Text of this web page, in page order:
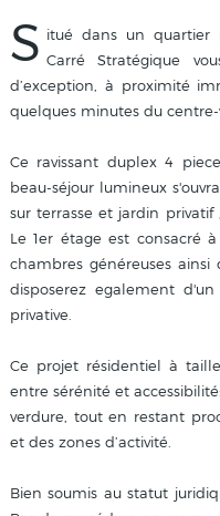
S itué dans un quartier
Carré Stratégique
d’exception, à proximité
quelques minutes du centre-
Ce ravissant duplex 4
beau-séjour lumineux
sur terrasse et jardin privatif
Le 1er étage est consacré
chambres généreuses
disposerez egalement
privative.
Ce projet résidentiel à
entre sérénité et
verdure, tout en restant
et des zones d’activité.
Bien soumis au statut